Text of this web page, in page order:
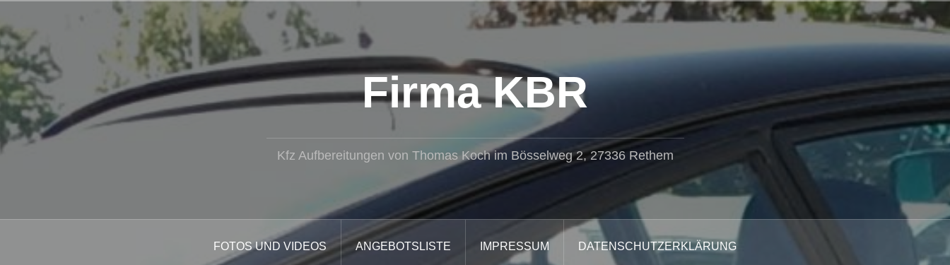
springen
Firma KBR
Kfz Aufbereitungen von Thomas Koch im Bösselweg 2, 27336 Rethem
FOTOS UND VIDEOS ANGEBOTSLISTE IMPRESSUM DATENSCHUTZERKLÄRUNG